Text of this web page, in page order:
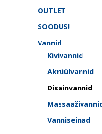
OUTLET
SOODUS!
Vannid
Kivivannid
Akrüülvannid
Disainvannid
Vanniseinad